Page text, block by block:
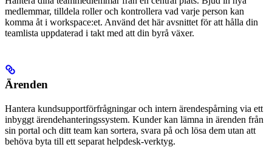
medlemmar, tilldela roller och kontrollera vad varje person kan
komma åt i workspace:et. Använd det här avsnittet för att hålla din
teamlista uppdaterad i takt med att din byrå växer.
Ärenden
Hantera kundsupportförfrågningar och intern ärendespårning via ett
inbyggt ärendehanteringssystem. Kunder kan lämna in ärenden från
sin portal och ditt team kan sortera, svara på och lösa dem utan att
behöva byta till ett separat helpdesk-verktyg.